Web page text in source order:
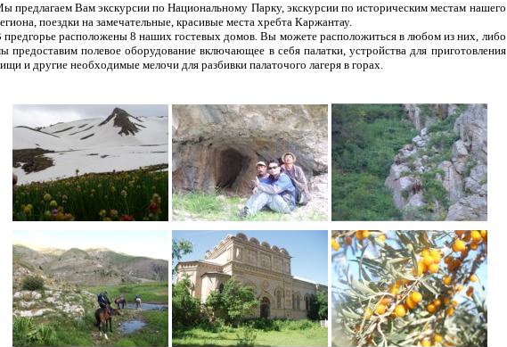
предлагаем Вам экскурсии по Национальному Парку, экскурсии по историческим местам нашего
поездки на замечательные, красивые места хребта Каржантау.
предгорье расположены 8 наших гостевых домов. Вы можете расположиться в любом из них, либо
предоставим полевое оборудование включающее в себя палатки, устройства для приготовления
и другие необходимые мелочи для разбивки палаточого лагеря в горах.